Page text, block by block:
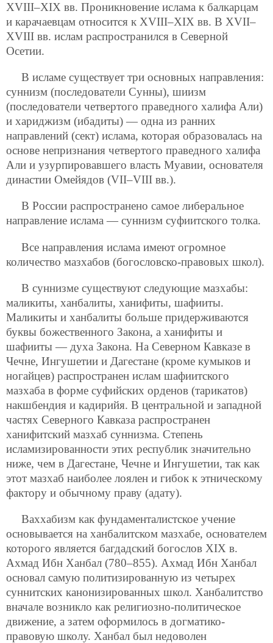
XVIII–XIX вв. Проникновение ислама к балкарцам
и карачаевцам относится к XVIII–XIX вв. В XVII–
XVIII вв. ислам распространился в Северной
Осетии.
В исламе существует три основных направления:
суннизм (последователи Сунны), шиизм
(последователи четвертого праведного халифа Али)
и хариджизм (ибадиты) — одна из ранних
направлений (сект) ислама, которая образовалась на
основе непризнания четвертого праведного халифа
Али и узурпировавшего власть Муавии, основателя
династии Омейядов (VII–VIII вв.).
В России распространено самое либеральное
направление ислама — суннизм суфиитского толка.
Все направления ислама имеют огромное
количество мазхабов (богословско-правовых школ).
В суннизме существуют следующие мазхабы:
маликиты, ханбалиты, ханифиты, шафииты.
Маликиты и ханбалиты больше придерживаются
буквы божественного Закона, а ханифиты и
шафииты — духа Закона. На Северном Кавказе в
Чечне, Ингушетии и Дагестане (кроме кумыков и
ногайцев) распространен ислам шафиитского
мазхаба в форме суфийских орденов (тарикатов)
накшбендия и кадирийя. В центральной и западной
частях Северного Кавказа распространен
ханифитский мазхаб суннизма. Степень
исламизированности этих республик значительно
ниже, чем в Дагестане, Чечне и Ингушетии, так как
этот мазхаб наиболее лоялен и гибок к этническому
фактору и обычному праву (адату).
Ваххабизм как фундаменталистское учение
основывается на ханбалитском мазхабе, основателем
которого является багдадский богослов XIX в.
Ахмад Ибн Ханбал (780–855). Ахмад Ибн Ханбал
основал самую политизированную из четырех
суннитских канонизированных школ. Ханбалитство
вначале возникло как религиозно-политическое
движение, а затем оформилось в догматико-
правовую школу. Ханбал был недоволен